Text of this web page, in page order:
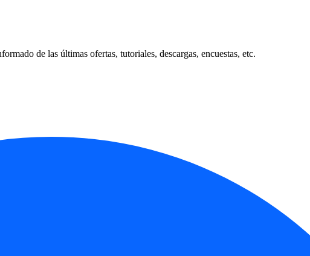
de las últimas ofertas, tutoriales, descargas, encuestas, etc.